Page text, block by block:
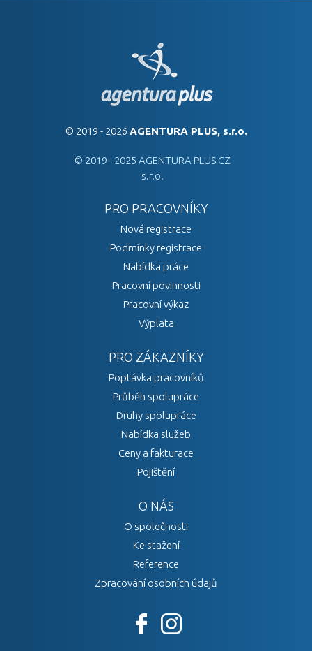
© 2019 - 2026 AGENTURA PLUS, s.r.o.
© 2019 - 2025 AGENTURA PLUS CZ
s.r.o.
PRO PRACOVNÍKY
Nová registrace
Podmínky registrace
Nabídka práce
Pracovní povinnosti
Pracovní výkaz
Výplata
PRO ZÁKAZNÍKY
Poptávka pracovníků
Průběh spolupráce
Druhy spolupráce
Nabídka služeb
Ceny a fakturace
Pojištění
O NÁS
O společnosti
Ke stažení
Reference
Zpracování osobních údajů